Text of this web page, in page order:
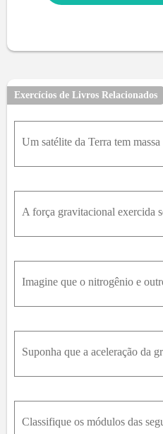
Exercícios de Livros Relacionados